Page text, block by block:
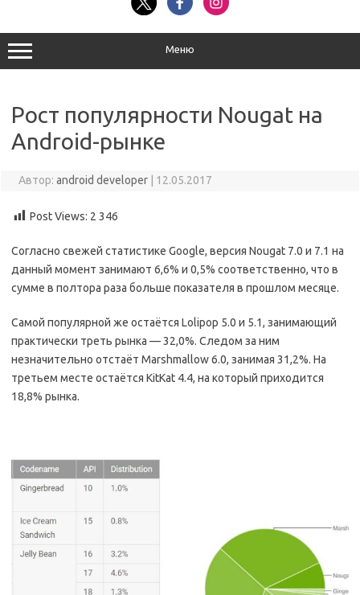
Меню
Рост популярности Nougat на
Android-рынке
Автор: android developer 12.05.2017
Post Views: 2 346
Согласно свежей статистике Google, версия Nougat 7.0 и 7.1 на
данный момент занимают 6,6% и 0,5% соответственно, что в
сумме в полтора раза больше показателя в прошлом месяце.
Самой популярной же остаётся Lolipop 5.0 и 5.1, занимающий
практически треть рынка — 32,0%. Следом за ним
незначительно отстаёт Marshmallow 6.0, занимая 31,2%. На
третьем месте остаётся KitKat 4.4, на который приходится
18,8% рынка.